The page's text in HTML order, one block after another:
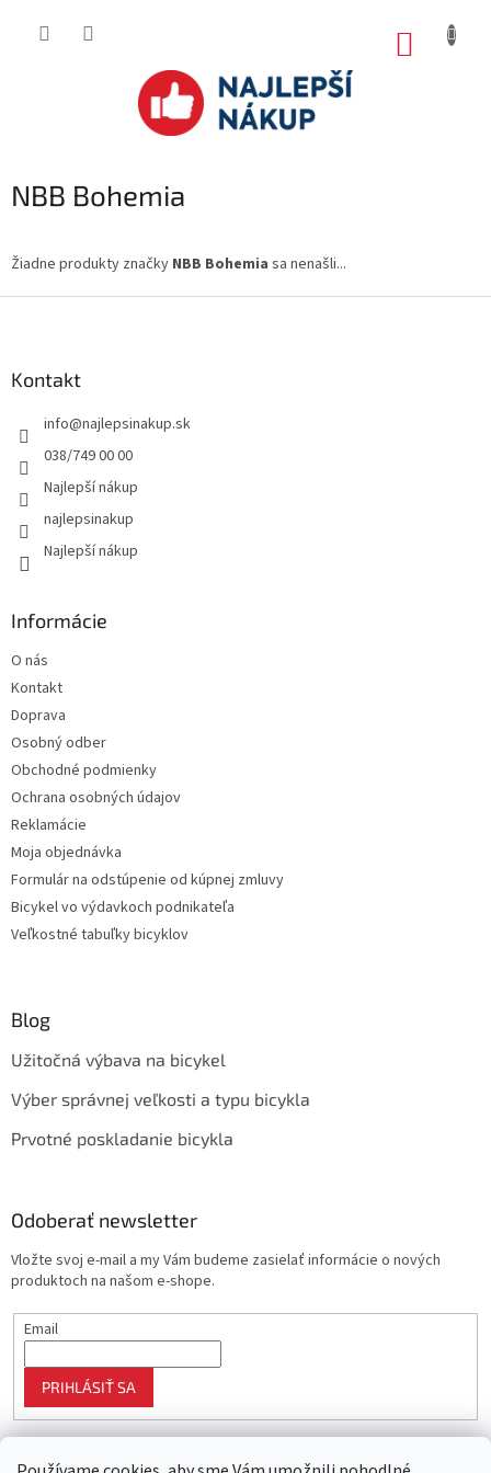
NBB Bohemia
Žiadne produkty značky NBB Bohemia sa nenašli...
Kontakt
info@najlepsinakup.sk
038/749 00 00
Najlepší nákup
najlepsinakup
Najlepší nákup
Informácie
O nás
Kontakt
Doprava
Osobný odber
Obchodné podmienky
Ochrana osobných údajov
Reklamácie
Moja objednávka
Formulár na odstúpenie od kúpnej zmluvy
Bicykel vo výdavkoch podnikateľa
Veľkostné tabuľky bicyklov
Blog
Užitočná výbava na bicykel
Výber správnej veľkosti a typu bicykla
Prvotné poskladanie bicykla
Odoberať newsletter
Vložte svoj e-mail a my Vám budeme zasielať informácie o nových
produktoch na našom e-shope.
Email
PRIHLÁSIŤ SA